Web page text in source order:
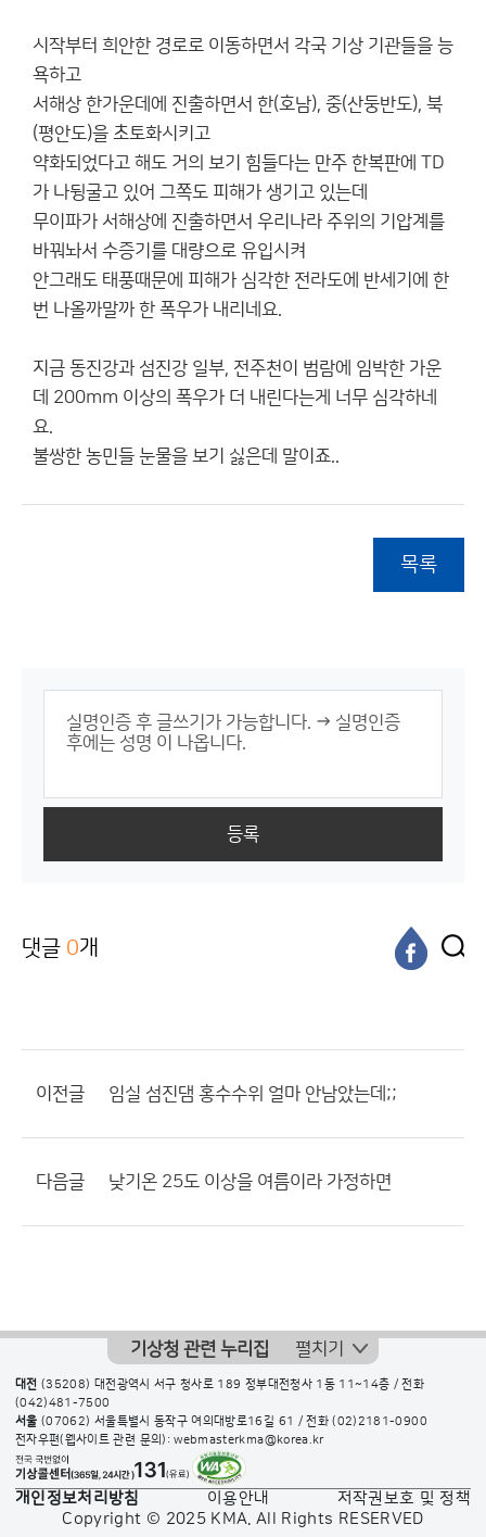
시작부터 희안한 경로로 이동하면서 각국 기상 기관들을 능
욕하고
서해상 한가운데에 진출하면서 한(호남), 중(산둥반도), 북
(평안도)을 초토화시키고
약화되었다고 해도 거의 보기 힘들다는 만주 한복판에 TD
가 나뒹굴고 있어 그쪽도 피해가 생기고 있는데
무이파가 서해상에 진출하면서 우리나라 주위의 기압계를
바꿔놔서 수증기를 대량으로 유입시켜
안그래도 태풍때문에 피해가 심각한 전라도에 반세기에 한
번 나올까말까 한 폭우가 내리네요.
지금 동진강과 섬진강 일부, 전주천이 범람에 임박한 가운
데 200mm 이상의 폭우가 더 내린다는게 너무 심각하네
요.
불쌍한 농민들 눈물을 보기 싫은데 말이죠..
목록
등록
댓글 0개
이전글 임실 섬진댐 홍수수위 얼마 안남았는데;;
다음글 낮기온 25도 이상을 여름이라 가정하면
기상청 관련 누리집 펼치기
대전 (35208) 대전광역시 서구 청사로 189 정부대전청사 1동 11~14층 / 전화
(042)481-7500
서울 (07062) 서울특별시 동작구 여의대방로16길 61 / 전화(02)2181-0900
전자우편(웹사이트 관련 문의): webmasterkma@korea.kr
개인정보처리방침 이용안내
저작권보호 및 정책
Copyright © 2025 KMA. All Rights RESERVED